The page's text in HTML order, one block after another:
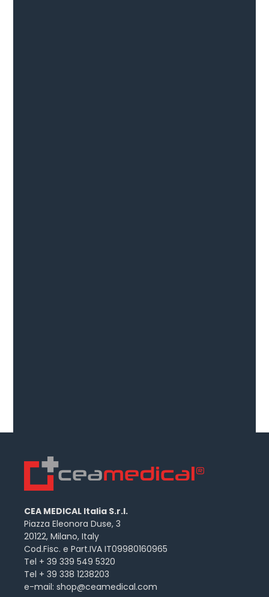
CEA MEDICAL Italia S.r.l.
Piazza Eleonora Duse, 3
20122, Milano, Italy
Cod.Fisc. e Part.IVA IT09980160965
Tel + 39 339 549 5320
Tel + 39 338 1238203
e-mail: shop@ceamedical.com